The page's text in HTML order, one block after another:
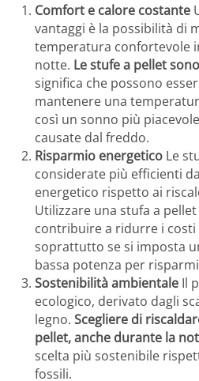
Comfort e calore costante
vantaggi è la possibilità di
temperatura confortevole
notte. Le stufe a pellet
significa che possono
mantenere una
così un sonno più
causate dal freddo.
Risparmio energetico Le
considerate più efficienti
energetico rispetto ai
Utilizzare una stufa a
contribuire a ridurre i costi
soprattutto se si imposta
bassa potenza per
Sostenibilità ambientale Il
ecologico, derivato dagli
legno. Scegliere di
pellet, anche durante la
scelta più sostenibile
fossili.